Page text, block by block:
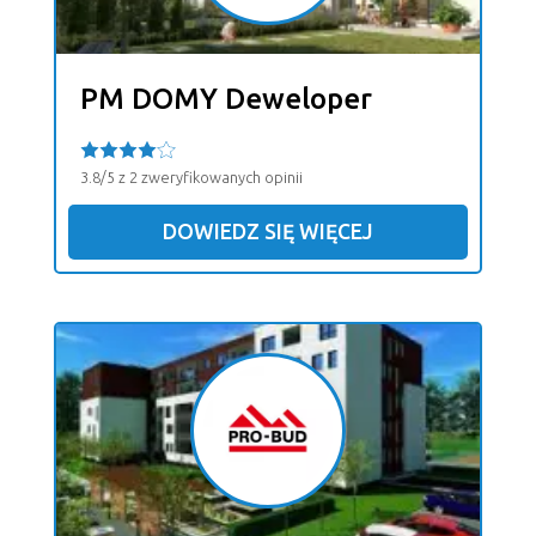
PM DOMY Deweloper
3.8/5 z 2 zweryfikowanych opinii
DOWIEDZ SIĘ WIĘCEJ